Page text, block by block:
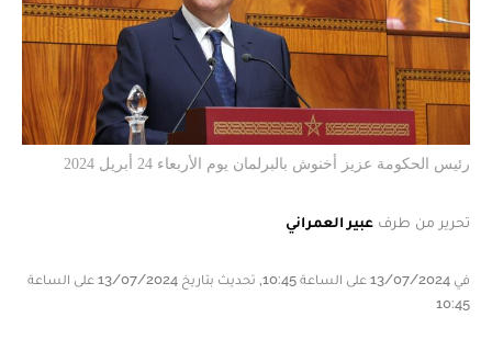
رئيس الحكومة عزيز أخنوش بالبرلمان يوم الأربعاء 24 أبريل 2024
تحرير من طرف عبير العمراني
في 13/07/2024 على الساعة 10:45, تحديث بتاريخ 13/07/2024 على الساعة
10:45